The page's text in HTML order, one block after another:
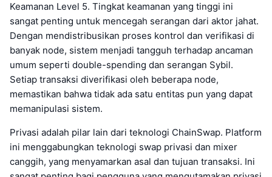
Keamanan Level 5. Tingkat keamanan yang tinggi ini
sangat penting untuk mencegah serangan dari aktor jahat.
Dengan mendistribusikan proses kontrol dan verifikasi di
banyak node, sistem menjadi tangguh terhadap ancaman
umum seperti double-spending dan serangan Sybil.
Setiap transaksi diverifikasi oleh beberapa node,
memastikan bahwa tidak ada satu entitas pun yang dapat
memanipulasi sistem.
Privasi adalah pilar lain dari teknologi ChainSwap. Platform
ini menggabungkan teknologi swap privasi dan mixer
canggih, yang menyamarkan asal dan tujuan transaksi. Ini